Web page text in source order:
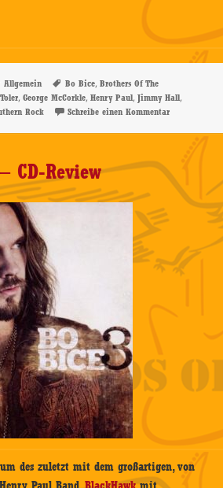
Kategorien
Allgemein Schlagwörter
Bo Bice,Brothers Of The
,George McCorkle,Henry Paul,Jimmy Hall,
Rock Schreibe einen Kommentarzu Brothers
CD-Review
des zuletzt mit dem großartigen, von